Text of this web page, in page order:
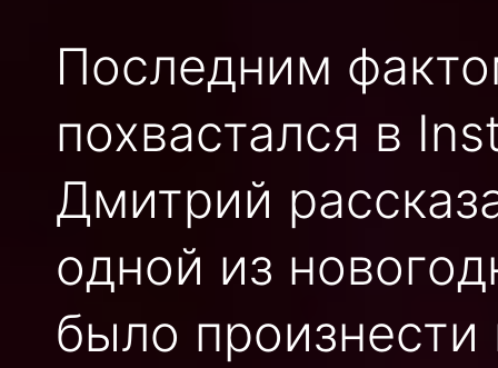
Последним
похвастался в
Дмитрий
одной из
было